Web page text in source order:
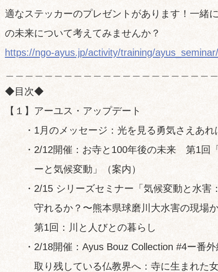
適なステッカーのプレゼントがあります！一緒
の未来について考えてみませんか？
https://ngo-ayus.jp/activity/training/
＿＿＿＿＿＿＿＿＿＿＿＿＿＿＿＿＿＿＿＿＿
◆目次◆
【１】アーユス・アップデート
・1月のメッセージ：光を見る勇気さえあれ
・2/12開催：お寺と100年後の未来 第1回
ーと気候変動」（案内）
・2/15 シリーズセミナー「気候変動と水害
守れるか？〜熊本県球磨川大水害の現場
第1回：川と人びとの暮らし
・2/18開催：Ayus Bouz Collection #4ー番外
取り残している仏教界へ：寺に生まれた女